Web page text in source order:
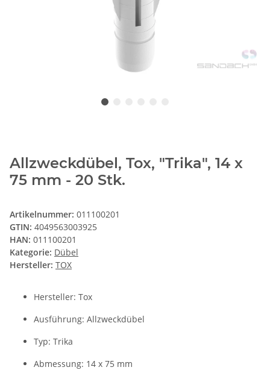
Allzweckdübel, Tox, "Trika", 14 x
75 mm - 20 Stk.
Artikelnummer: 011100201
GTIN: 4049563003925
HAN: 011100201
Kategorie: Dübel
Hersteller: TOX
Hersteller: Tox
Ausführung: Allzweckdübel
Typ: Trika
Abmessung: 14 x 75 mm